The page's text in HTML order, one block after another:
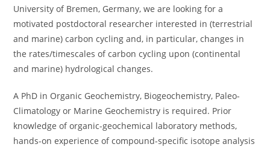
University of Bremen, Germany, we are looking for a
motivated postdoctoral researcher interested in (terrestrial
and marine) carbon cycling and, in particular, changes in
the rates/timescales of carbon cycling upon (continental
and marine) hydrological changes.
A PhD in Organic Geochemistry, Biogeochemistry, Paleo-
Climatology or Marine Geochemistry is required. Prior
knowledge of organic-geochemical laboratory methods,
hands-on experience of compound-specific isotope analysis